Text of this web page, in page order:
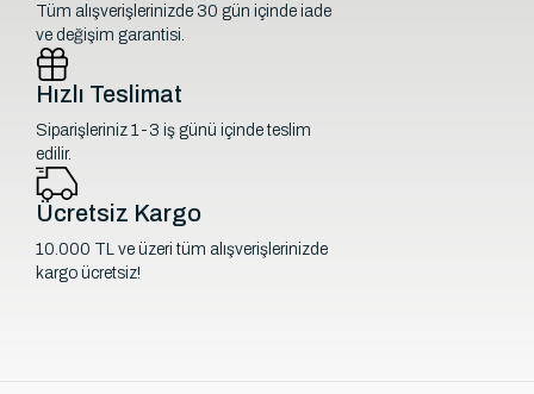
Tüm alışverişlerinizde 30 gün içinde iade
ve değişim garantisi.
Hızlı Teslimat
Siparişleriniz 1-3 iş günü içinde teslim
edilir.
Ücretsiz Kargo
10.000 TL ve üzeri tüm alışverişlerinizde
kargo ücretsiz!